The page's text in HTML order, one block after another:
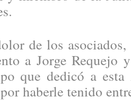
de los asociados,
a Jorge
que dedicó a
haberle tenido